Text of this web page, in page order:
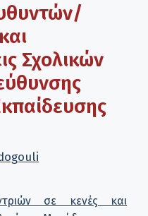
Σχολικών
σε κενές και